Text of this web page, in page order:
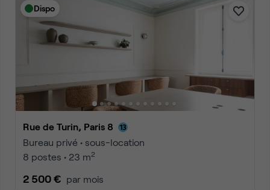
Dispo
Rue de Turin, Paris 8
Bureau privé • sous-location
8 postes • 23 m2
2 500 € par mois